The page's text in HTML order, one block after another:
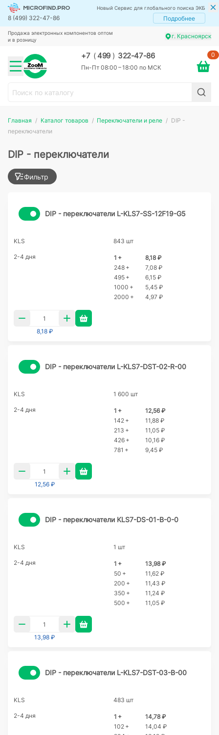
Новый Сервис для глобального поиска ЭКБ
8 (499) 322-47-86 Подробнее
Продажа электронных компонентов оптом
и в розницу
г. Красноярск
+7 (499 ) 322-47-86
Пн-Пт 08:00 – 18:00 по МСК
0
Главная Каталог товаров Переключатели и реле
DIP -
переключатели
DIP - переключатели
Фильтр
DIP - переключатели L-KLS7-SS-12F19-G5
KLS 843 шт
2-4 дня 1 +
8,18 ₽
248 +
7,08 ₽
495 +
6,15 ₽
1000 +
5,45 ₽
2000 +
4,97 ₽
8,18 ₽
DIP - переключатели L-KLS7-DST-02-R-00
KLS 1 600 шт
2-4 дня 1 +
12,56 ₽
142 +
11,88 ₽
213 +
11,05 ₽
426 +
10,16 ₽
781 +
9,45 ₽
12,56 ₽
DIP - переключатели KLS7-DS-01-B-0-0
KLS 1 шт
2-4 дня 1 +
13,98 ₽
50 +
11,62 ₽
200 +
11,43 ₽
350 +
11,24 ₽
500 +
11,05 ₽
13,98 ₽
DIP - переключатели L-KLS7-DST-03-B-00
KLS 483 шт
2-4 дня 1 +
14,78 ₽
102 +
14,04 ₽